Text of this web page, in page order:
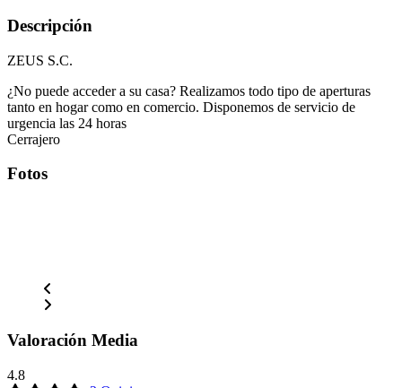
Descripción
ZEUS S.C.
¿No puede acceder a su casa? Realizamos todo tipo de aperturas
tanto en hogar como en comercio. Disponemos de servicio de
urgencia las 24 horas
Cerrajero
Fotos
Valoración Media
4.8